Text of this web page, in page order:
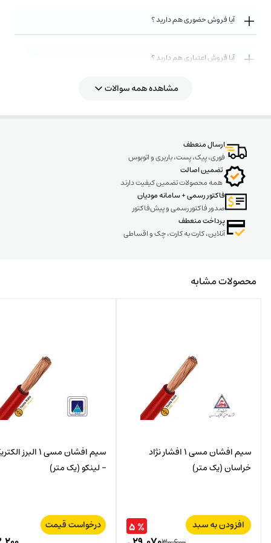
سیم مفتول با عایق PVC مطابق استانداردهای ISIRI(607)01 ,05/IEC 502
ولتاژ نامی:
ساختمان: هادی از جنس مفتول مسی نرم
آیا فروش حضوری هم دارید ؟
آیا فروش اعتباری هم دارید ؟
روش های ارسال کالا به چه صورت میباشد ؟
مشاهده همه سوالات
ارسال منعطف
فوری، پیک، پست، باربری و اتوبوس
تضمین اصالت
همه محصولات تضمین کیفیت دارند
فاکتور رسمی + سامانه مودیان
صدور فاکتور رسمی و پیش‌فاکتور
پرداخت منعطف
آنلاین، کارت به کارت، چک و اقساطی
محصولات مشابه
سیم افشان مسی 1 افشار نژاد
خراسان (یک متر)
افزودن به سبد
% ۵
سیم افشان مسی 1
– لینکو (یک متر)
درخواست قیمت